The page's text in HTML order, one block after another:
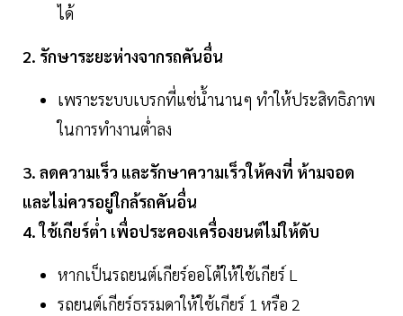
ได้
2. รักษาระยะห่างจากรถคันอื่น
เพราะระบบเบรกที่แช่น้ำนานๆ ทำให้ประสิทธิภาพ
ในการทำงานต่ำลง
3. ลดความเร็ว และรักษาความเร็วให้คงที่ ห้ามจอด
และไม่ควรอยู่ใกล้รถคันอื่น
4. ใช้เกียร์ต่ำ เพื่อประคองเครื่องยนต์ไม่ให้ดับ
หากเป็นรถยนต์เกียร์ออโต้ให้ใช้เกียร์ L
รถยนต์เกียร์ธรรมดาให้ใช้เกียร์ 1 หรือ 2